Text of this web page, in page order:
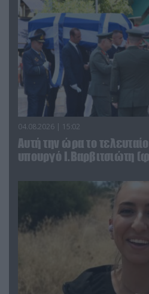
04.08.2026 | 15:02
Αυτή την ώρα το
υπουργό Ι.Βαρβιτσιώτη